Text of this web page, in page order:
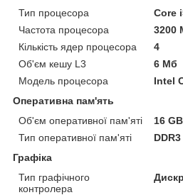
Тип процесора
Core
Частота процесора
3200
Кількість ядер процесора
4
Об'єм кешу L3
6 Мб
Модель процесора
Intel
Оперативна пам'ять
Об'єм оперативної пам'яті
16 GB
Тип оперативної пам'яті
DDR3
Графіка
Тип графічного
контролера